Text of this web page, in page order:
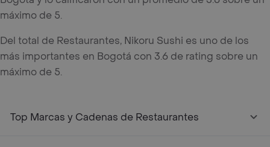
máximo de 5.
Del total de Restaurantes, Nikoru Sushi es uno de los
más importantes en Bogotá con 3.6 de rating sobre un
máximo de 5.
Top Marcas y Cadenas de Restaurantes